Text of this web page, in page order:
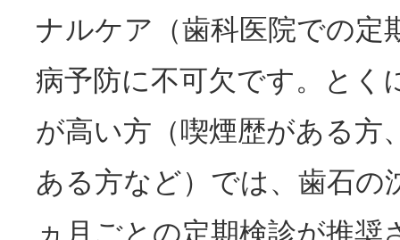
ナルケア（歯科医院での定
病予防に不可欠です。とく
が高い方（喫煙歴がある方
ある方など）では、歯石の
ヵ月ごとの定期検診が推奨